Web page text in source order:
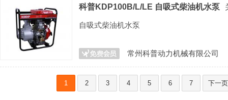
科普KDP100B/L/LE 自吸式柴油机水泵
自吸式柴油机水泵
常州科普动力机械有限公司
1 2 3 4 5 6 7 下一页